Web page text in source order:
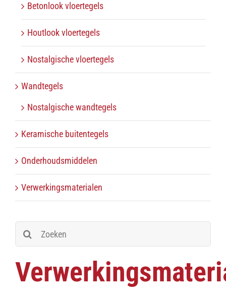
Betonlook vloertegels
Houtlook vloertegels
Nostalgische vloertegels
Wandtegels
Nostalgische wandtegels
Keramische buitentegels
Onderhoudsmiddelen
Verwerkingsmaterialen
Zoeken
naar: